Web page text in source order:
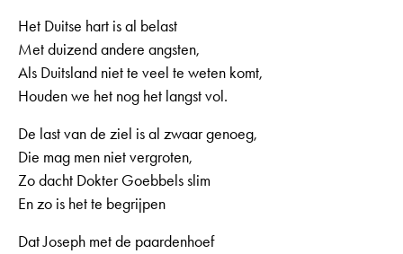
Het Duitse hart is al belast
Met duizend andere angsten,
Als Duitsland niet te veel te weten komt,
Houden we het nog het langst vol.
De last van de ziel is al zwaar genoeg,
Die mag men niet vergroten,
Zo dacht Dokter Goebbels slim
En zo is het te begrijpen
Dat Joseph met de paardenhoef